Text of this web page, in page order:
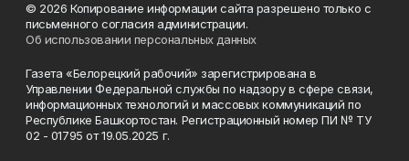
© 2026 Копирование информации сайта разрешено только с
письменного согласия администрации.
Об использовании персональных данных
Газета «Белорецкий рабочий» зарегистрирована в
Управлении Федеральной службы по надзору в сфере связи,
информационных технологий и массовых коммуникаций по
Республике Башкортостан. Регистрационный номер ПИ № ТУ
02 - 01795 от 19.05.2025 г.